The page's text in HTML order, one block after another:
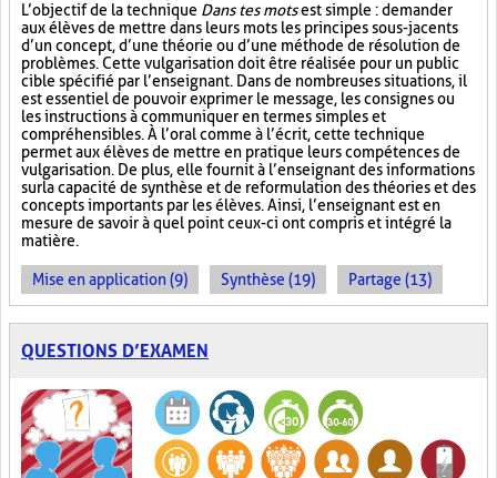
L’objectif de la technique Dans tes motsest simple : demander
aux élèves de mettre dans leurs mots les principes sous-jacents
d’un concept, d’une théorie ou d’une méthode de résolution de
problèmes. Cette vulgarisation doit être réalisée pour un public
cible spécifié par l’enseignant. Dans de nombreuses situations, il
est essentiel de pouvoir exprimer le message, les consignes ou
les instructions à communiquer en termes simples et
compréhensibles. À l’oral comme à l’écrit, cette technique
permet aux élèves de mettre en pratique leurs compétences de
vulgarisation. De plus, elle fournit à l’enseignant des informations
sur la capacité de synthèse et de reformulation des théories et des
concepts importants par les élèves. Ainsi, l’enseignant est en
mesure de savoir à quel point ceux-ci ont compris et intégré la
matière.
Mise en application (9) Synthèse (19) Partage (13)
QUESTIONS D’EXAMEN